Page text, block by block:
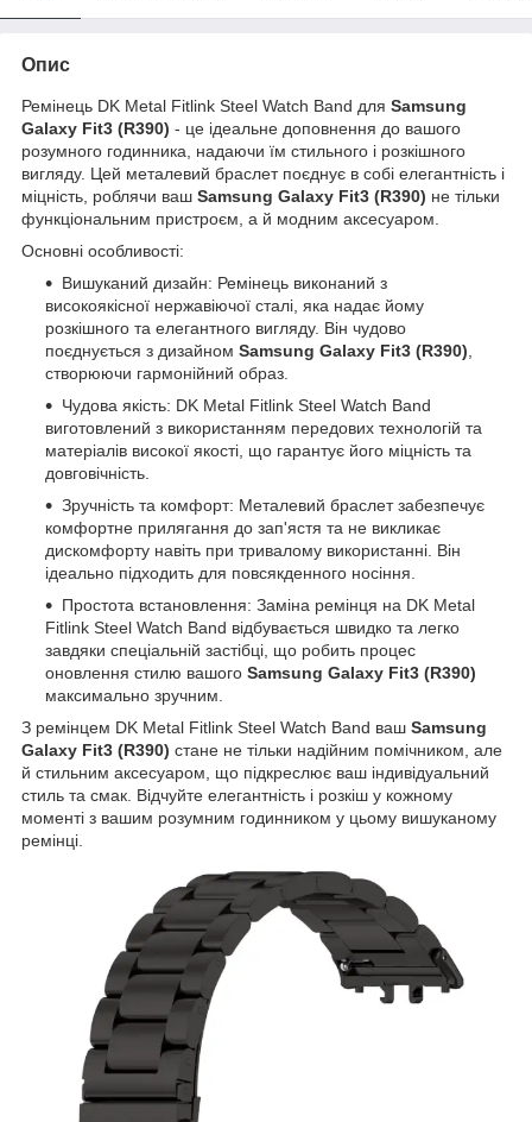
Опис
Ремінець DK Metal Fitlink Steel Watch Band для Samsung
Galaxy Fit3 (R390) - це ідеальне доповнення до вашого
розумного годинника, надаючи їм стильного і розкішного
вигляду. Цей металевий браслет поєднує в собі елегантність і
міцність, роблячи ваш Samsung Galaxy Fit3 (R390) не тільки
функціональним пристроєм, а й модним аксесуаром.
Основні особливості:
Вишуканий дизайн: Ремінець виконаний з
високоякісної нержавіючої сталі, яка надає йому
розкішного та елегантного вигляду. Він чудово
поєднується з дизайном Samsung Galaxy Fit3 (R390)
створюючи гармонійний образ.
Чудова якість: DK Metal Fitlink Steel Watch Band
виготовлений з використанням передових технологій та
матеріалів високої якості, що гарантує його міцність та
довговічність.
Зручність та комфорт: Металевий браслет забезпечує
комфортне прилягання до зап'ястя та не викликає
дискомфорту навіть при тривалому використанні. Він
ідеально підходить для повсякденного носіння.
Простота встановлення: Заміна ремінця на DK Metal
Fitlink Steel Watch Band відбувається швидко та легко
завдяки спеціальній застібці, що робить процес
оновлення стилю вашого Samsung Galaxy Fit3 (R390)
максимально зручним.
З ремінцем DK Metal Fitlink Steel Watch Band ваш Samsung
Galaxy Fit3 (R390) стане не тільки надійним помічником, але
й стильним аксесуаром, що підкреслює ваш індивідуальний
стиль та смак. Відчуйте елегантність і розкіш у кожному
моменті з вашим розумним годинником у цьому вишуканому
ремінці.